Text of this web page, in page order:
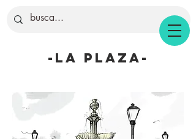
-la plaza-